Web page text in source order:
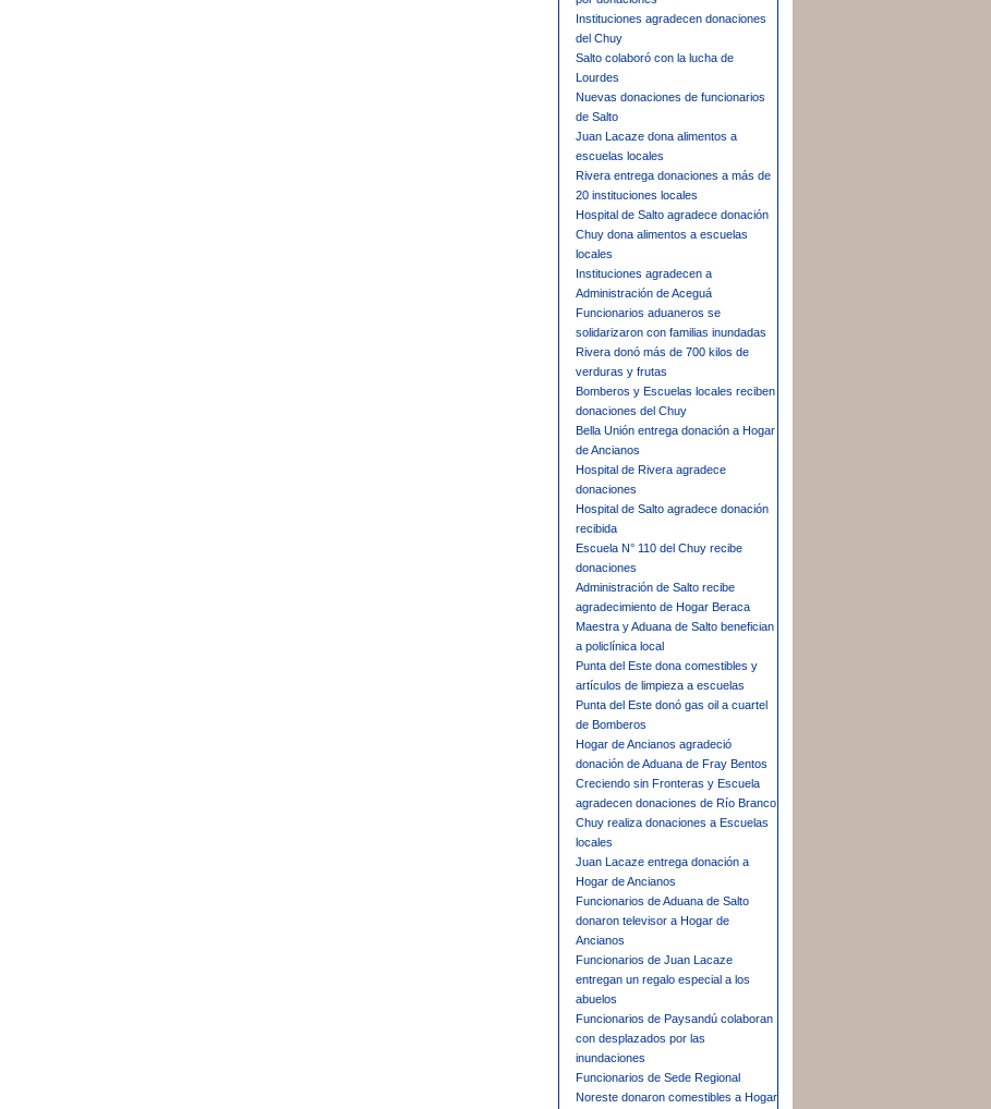
Instituciones agradecen donaciones
del Chuy
Salto colaboró con la lucha de
Lourdes
Nuevas donaciones de funcionarios
de Salto
Juan Lacaze dona alimentos a
escuelas locales
Rivera entrega donaciones a más de
20 instituciones locales
Hospital de Salto agradece donación
Chuy dona alimentos a escuelas
locales
Instituciones agradecen a
Administración de Aceguá
Funcionarios aduaneros se
solidarizaron con familias inundadas
Rivera donó más de 700 kilos de
verduras y frutas
Bomberos y Escuelas locales reciben
donaciones del Chuy
Bella Unión entrega donación a Hogar
de Ancianos
Hospital de Rivera agradece
donaciones
Hospital de Salto agradece donación
recibida
Escuela N° 110 del Chuy recibe
donaciones
Administración de Salto recibe
agradecimiento de Hogar Beraca
Maestra y Aduana de Salto benefician
a policlínica local
Punta del Este dona comestibles y
artículos de limpieza a escuelas
Punta del Este donó gas oil a cuartel
de Bomberos
Hogar de Ancianos agradeció
donación de Aduana de Fray Bentos
Creciendo sin Fronteras y Escuela
agradecen donaciones de Río Branco
Chuy realiza donaciones a Escuelas
locales
Juan Lacaze entrega donación a
Hogar de Ancianos
Funcionarios de Aduana de Salto
donaron televisor a Hogar de
Ancianos
Funcionarios de Juan Lacaze
entregan un regalo especial a los
abuelos
Funcionarios de Paysandú colaboran
con desplazados por las
inundaciones
Funcionarios de Sede Regional
Noreste donaron comestibles a Hogar